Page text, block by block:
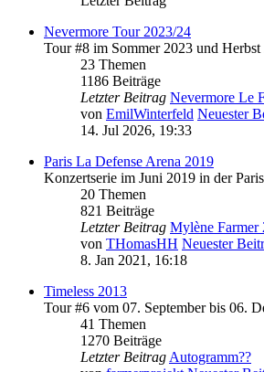
Nevermore Tour 2023/24
Tour #8 im Sommer 2023 und Herbst
23 Themen
1186 Beiträge
Letzter Beitrag Nevermore Le
von EmilWinterfeld Neuester
14. Jul 2026, 19:33
Paris La Defense Arena 2019
Konzertserie im Juni 2019 in der
20 Themen
821 Beiträge
Letzter Beitrag Mylène
von THomasHH Neuester
8. Jan 2021, 16:18
Timeless 2013
Tour #6 vom 07. September bis 06.
41 Themen
1270 Beiträge
Letzter Beitrag Autogramm??